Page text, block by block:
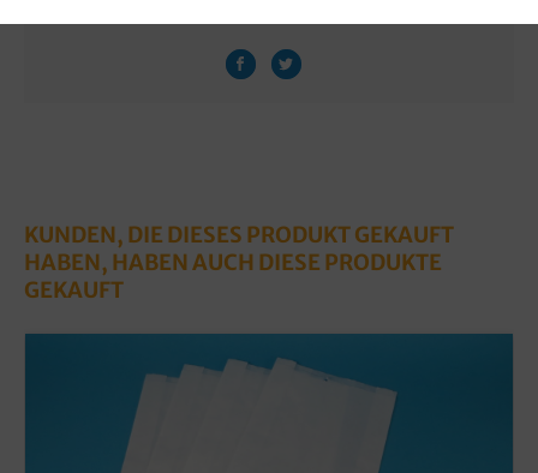
KUNDEN, DIE DIESES PRODUKT GEKAUFT
HABEN, HABEN AUCH DIESE PRODUKTE
GEKAUFT